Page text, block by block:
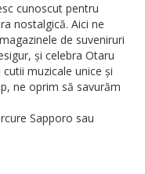
cunoscut pentru
nostalgică. Aici ne
de suveniruri
și celebra Otaru
muzicale unice și
ne oprim să savurăm
Sapporo sau